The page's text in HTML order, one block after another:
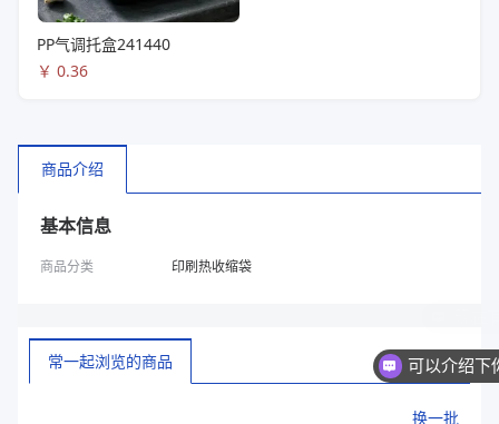
PP气调托盒241440
￥ 0.36
商品介绍
基本信息
商品分类 印刷热收缩袋
常一起浏览的商品
换一批